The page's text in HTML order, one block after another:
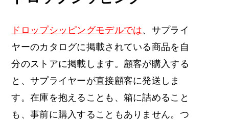
ドロップシッピングモデルでは、サプライ
ヤーのカタログに掲載されている商品を自
分のストアに掲載します。顧客が購入する
と、サプライヤーが直接顧客に発送しま
す。在庫を抱えることも、箱に詰めること
も、事前に購入することもありません。つ